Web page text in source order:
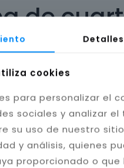
de
del baño.
a la
Detalles
cookies
para personalizar el
sociales y analizar
su uso de nuestro
y análisis, quienes
proporcionado o